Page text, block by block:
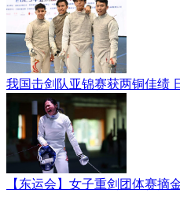
我国击剑队亚锦赛获两铜佳绩
【东运会】女子重剑团体赛摘